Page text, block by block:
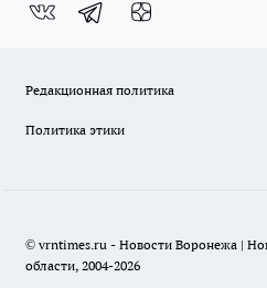
Редакционная политика
Политика этики
© vrntimes.ru - Новости Воронежа |
области, 2004-2026